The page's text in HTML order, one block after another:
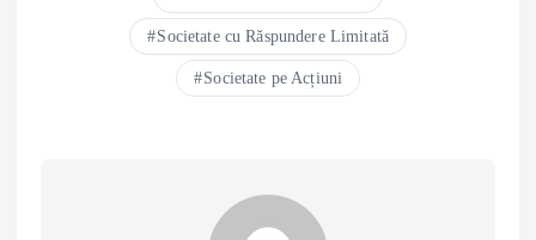
Societate cu Răspundere Limitată
Societate pe Acțiuni